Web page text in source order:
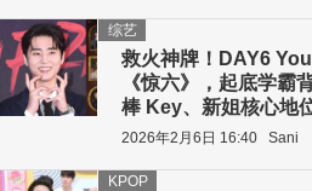
救火神牌！DAY6
《惊六》，起底学霸
棒 Key、新姐核心地
综艺
2026年2月6日 16:40 Sani
KPOP